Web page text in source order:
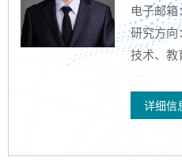
电子邮箱
研究方向
技术、教
详细信